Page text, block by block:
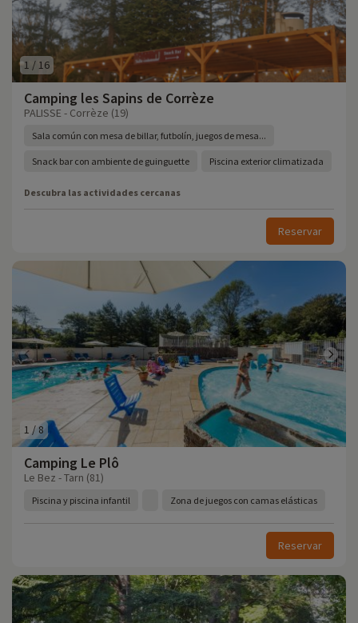
1 /16
Camping les Sapins de Corrèze
PALISSE - Corrèze (19)
Sala común con mesa de billar, futbolín, juegos de mesa...
Snack bar con ambiente de guinguette Piscina exterior climatizada
Descubra las actividades cercanas
Reservar
1 /8
Camping Le Plô
Le Bez - Tarn (81)
Piscina y piscina infantil Zona de juegos con camas elásticas
Reservar